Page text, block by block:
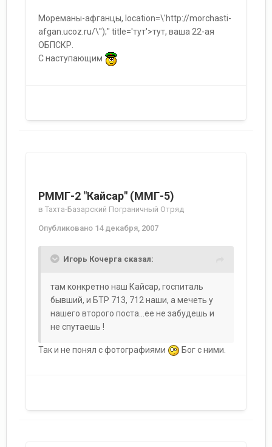
Мореманы-афганцы, location=\'http://morchasti-
afgan.ucoz.ru/\'');" title='тут'>тут, ваша 22-ая
ОБПСКР.
С наступающим
РММГ-2 "Кайсар" (ММГ-5)
в Тахта-Базарский Пограничный Отряд
Опубликовано 14 декабря, 2007
Игорь Кочерга сказал:
там конкретно наш Кайсар, госпиталь
бывший, и БТР 713, 712 наши, а мечеть у
нашего второго поста...ее не забудешь и
не спутаешь !
Так и не понял с фотографиями Бог с ними.